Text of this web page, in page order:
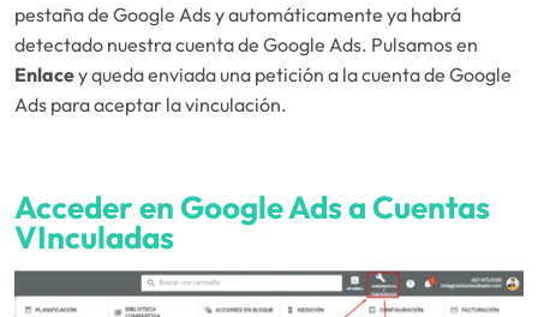
pestaña de Google Ads y automáticamente ya habrá
detectado nuestra cuenta de Google Ads. Pulsamos en
Enlacey queda enviada una petición a la cuenta de Google
Ads para aceptar la vinculación.
Acceder en Google Ads a Cuentas
VInculadas